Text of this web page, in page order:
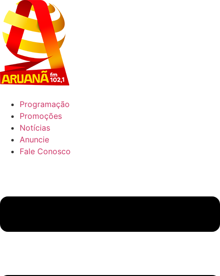
para
o
conteúdo
Programação
Promoções
Notícias
Anuncie
Fale Conosco